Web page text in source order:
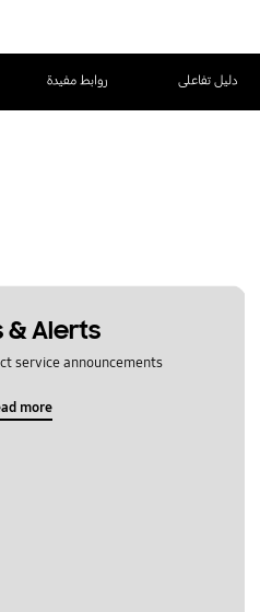
دليل تفاعلى روابط مفيدة
& Alerts
service announcements
more